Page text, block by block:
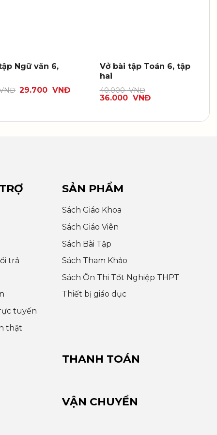
Ngữ văn 6,
29.700 VNĐ
Vở bài tập Toán 6, tập
hai
40.000VNĐ
36.000 VNĐ
trả
tuyến
thật
SẢN PHẨM
Sách Giáo Khoa
Sách Giáo Viên
Sách Bài Tập
Sách Tham Khảo
Sách Ôn Thi Tốt Nghiệp THPT
Thiết bị giáo dục
THANH TOÁN
VẬN CHUYỂN